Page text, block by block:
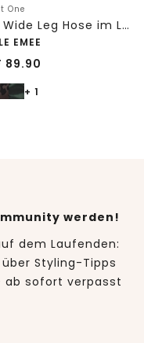
One
7/8 Wide Leg Hose im Loose Fit mit Print
EMEE
89.90
+ 1
werden!
dem Laufenden:
Styling-Tipps
ab sofort verpasst